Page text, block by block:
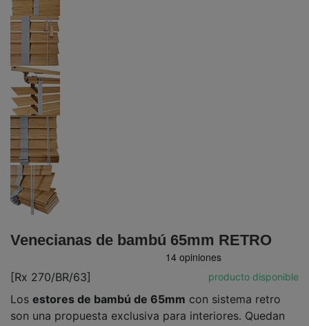
Venecianas de bambú 65mm RETRO
[Rx 270/BR/63] producto disponible
Los estores de bambú de 65mm con sistema retro
son una propuesta exclusiva para interiores. Quedan